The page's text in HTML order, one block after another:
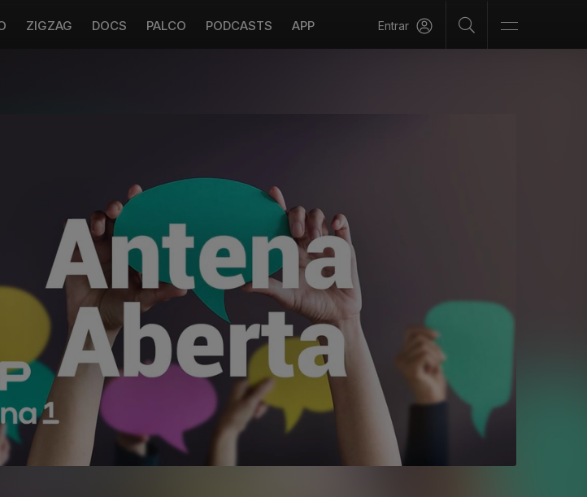
ZIGZAG DOCS PALCO PODCASTS APP Entrar